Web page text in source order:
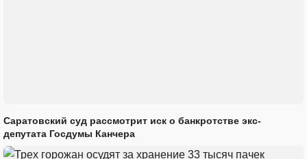
Саратовский суд рассмотрит иск о банкротстве экс-
депутата Госдумы Канчера